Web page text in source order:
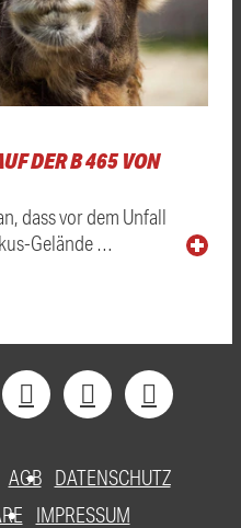
DER B 465 VON
dass vor dem Unfall
Gelände …
AGB DATENSCHUTZ
IMPRESSUM